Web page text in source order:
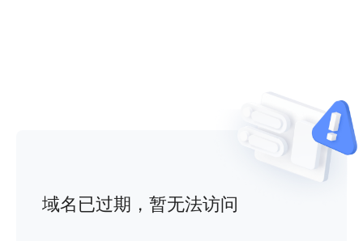
域名已过期，暂无法访问